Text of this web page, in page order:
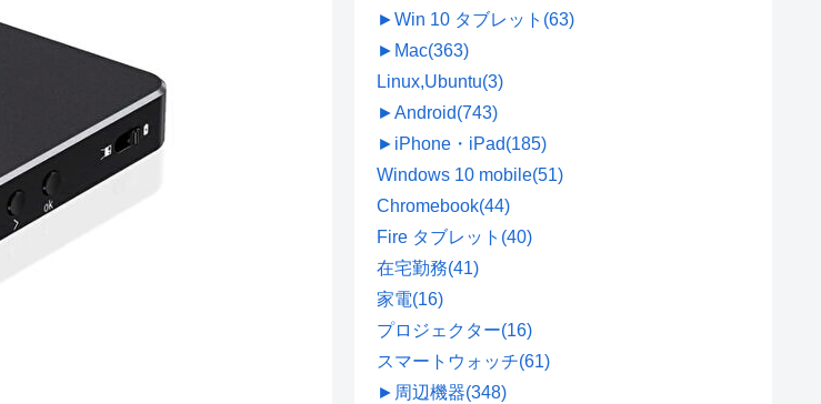
►Win 10 タブレット (63)
► Mac(363)
Linux,Ubuntu(3)
►Android(743)
► iPhone・iPad(185)
Windows 10 mobile(51)
Chromebook(44)
Fire タブレット (40)
在宅勤務(41)
家電(16)
プロジェクター(16)
スマートウォッチ(61)
► 周辺機器(348)